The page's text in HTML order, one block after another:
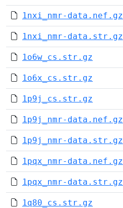
1nxi_nmr-data.nef.gz
1nxi_nmr-data.str.gz
1o6w_cs.str.gz
1o6x_cs.str.gz
1p9j_cs.str.gz
1p9j_nmr-data.nef.gz
1p9j_nmr-data.str.gz
1pqx_nmr-data.nef.gz
1pqx_nmr-data.str.gz
1q80_cs.str.gz